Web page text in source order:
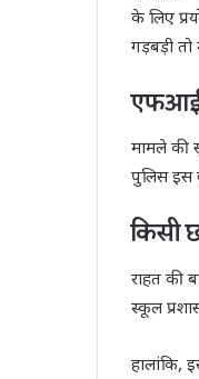
के लिए
गड़बड़ी तो
मामले की
पुलिस इस
किसी
राहत की
स्कूल
हालांकि,